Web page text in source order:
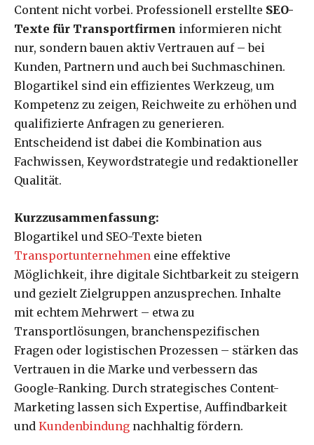
Content nicht vorbei. Professionell erstellte SEO-
Texte für Transportfirmen informieren nicht
nur, sondern bauen aktiv Vertrauen auf – bei
Kunden, Partnern und auch bei Suchmaschinen.
Blogartikel sind ein effizientes Werkzeug, um
Kompetenz zu zeigen, Reichweite zu erhöhen und
qualifizierte Anfragen zu generieren.
Entscheidend ist dabei die Kombination aus
Fachwissen, Keywordstrategie und redaktioneller
Qualität.
Kurzzusammenfassung:
Blogartikel und SEO-Texte bieten
Transportunternehmen eine effektive
Möglichkeit, ihre digitale Sichtbarkeit zu steigern
und gezielt Zielgruppen anzusprechen. Inhalte
mit echtem Mehrwert – etwa zu
Transportlösungen, branchenspezifischen
Fragen oder logistischen Prozessen – stärken das
Vertrauen in die Marke und verbessern das
Google-Ranking. Durch strategisches Content-
Marketing lassen sich Expertise, Auffindbarkeit
und Kundenbindung nachhaltig fördern.